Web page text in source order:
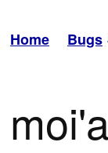
Home Bugs
moi'a